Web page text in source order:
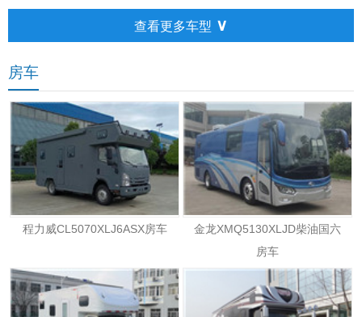
查看更多车型 ∨
房车
程力威CL5070XLJ6ASX房车
金龙XMQ5130XLJD柴油国六
房车